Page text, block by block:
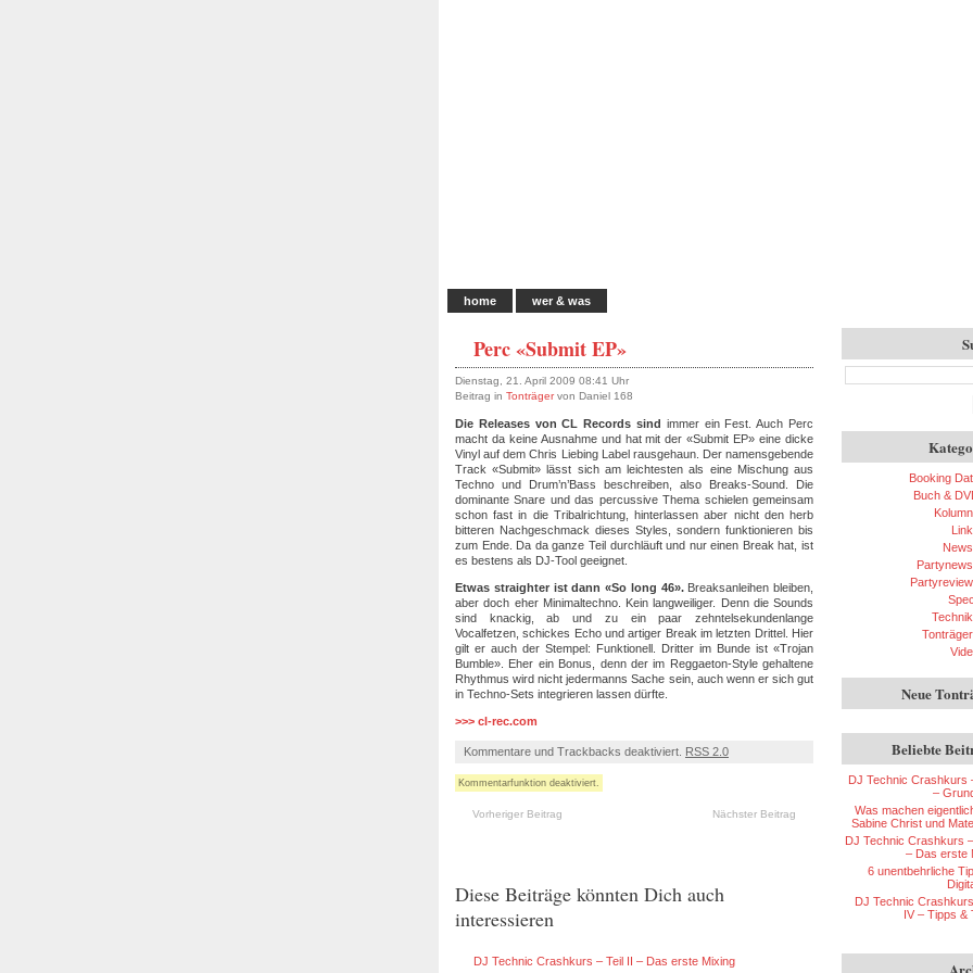
home wer & was
Perc «Submit EP»
Dienstag, 21. April 2009 08:41 Uhr
Beitrag in Tonträgervon Daniel 168
Die Releases von CL Records sind immer ein Fest. Auch Perc
macht da keine Ausnahme und hat mit der «Submit EP» eine dicke
Vinyl auf dem Chris Liebing Label rausgehaun. Der namensgebende
Track «Submit» lässt sich am leichtesten als eine Mischung aus
Techno und Drum’n’Bass beschreiben, also Breaks-Sound. Die
dominante Snare und das percussive Thema schielen gemeinsam
schon fast in die Tribalrichtung, hinterlassen aber nicht den herb
bitteren Nachgeschmack dieses Styles, sondern funktionieren bis
zum Ende. Da da ganze Teil durchläuft und nur einen Break hat, ist
es bestens als DJ-Tool geeignet.
Etwas straighter ist dann «So long 46».Breaksanleihen bleiben,
aber doch eher Minimaltechno. Kein langweiliger. Denn die Sounds
sind knackig, ab und zu ein paar zehntelsekundenlange
Vocalfetzen, schickes Echo und artiger Break im letzten Drittel. Hier
gilt er auch der Stempel: Funktionell. Dritter im Bunde ist «Trojan
Bumble». Eher ein Bonus, denn der im Reggaeton-Style gehaltene
Rhythmus wird nicht jedermanns Sache sein, auch wenn er sich gut
in Techno-Sets integrieren lassen dürfte.
>>> cl-rec.com
Kommentare und Trackbacks deaktiviert. RSS 2.0
Kommentarfunktion deaktiviert.
Vorheriger Beitrag Nächster Beitrag
Diese Beiträge könnten Dich auch
interessieren
DJ Technic Crashkurs – Teil II – Das erste Mixing
Booking
Buch &
News
Partynews
Partyreview
Technik
Tonträger
Neue
Beliebte
DJ Technic Crashkurs
–
Was machen
Sabine Christ und
DJ Technic Crashkurs
– Das erste
6 unentbehrliche
DJ Technic
IV – Tipps &